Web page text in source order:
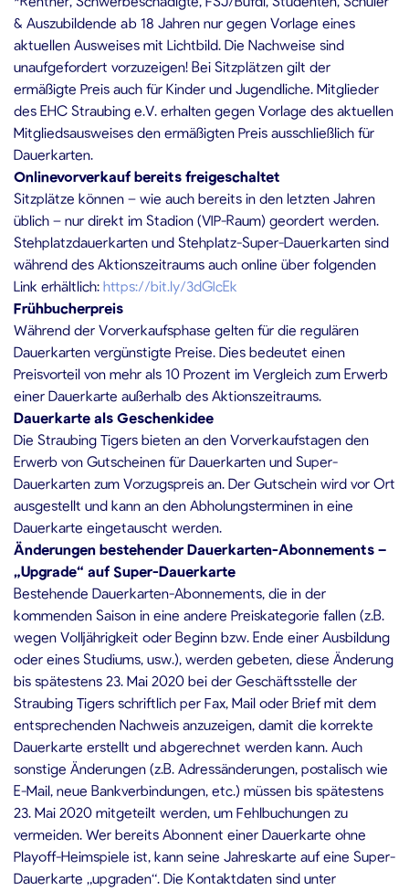
& Auszubildende ab 18 Jahren nur gegen Vorlage eines
aktuellen Ausweises mit Lichtbild. Die Nachweise sind
unaufgefordert vorzuzeigen! Bei Sitzplätzen gilt der
ermäßigte Preis auch für Kinder und Jugendliche. Mitglieder
des EHC Straubing e.V. erhalten gegen Vorlage des aktuellen
Mitgliedsausweises den ermäßigten Preis ausschließlich für
Dauerkarten.
Onlinevorverkauf bereits freigeschaltet
Sitzplätze können – wie auch bereits in den letzten Jahren
üblich – nur direkt im Stadion (VIP-Raum) geordert werden.
Stehplatzdauerkarten und Stehplatz-Super-Dauerkarten sind
während des Aktionszeitraums auch online über folgenden
Link erhältlich: https://bit.ly/3dGIcEk
Frühbucherpreis
Während der Vorverkaufsphase gelten für die regulären
Dauerkarten vergünstigte Preise. Dies bedeutet einen
Preisvorteil von mehr als 10 Prozent im Vergleich zum Erwerb
einer Dauerkarte außerhalb des Aktionszeitraums.
Dauerkarte als Geschenkidee
Die Straubing Tigers bieten an den Vorverkaufstagen den
Erwerb von Gutscheinen für Dauerkarten und Super-
Dauerkarten zum Vorzugspreis an. Der Gutschein wird vor Ort
ausgestellt und kann an den Abholungsterminen in eine
Dauerkarte eingetauscht werden.
Änderungen bestehender Dauerkarten-Abonnements –
„Upgrade“ auf Super-Dauerkarte
Bestehende Dauerkarten-Abonnements, die in der
kommenden Saison in eine andere Preiskategorie fallen (z.B.
wegen Volljährigkeit oder Beginn bzw. Ende einer Ausbildung
oder eines Studiums, usw.), werden gebeten, diese Änderung
bis spätestens 23. Mai 2020 bei der Geschäftsstelle der
Straubing Tigers schriftlich per Fax, Mail oder Brief mit dem
entsprechenden Nachweis anzuzeigen, damit die korrekte
Dauerkarte erstellt und abgerechnet werden kann. Auch
sonstige Änderungen (z.B. Adressänderungen, postalisch wie
E-Mail, neue Bankverbindungen, etc.) müssen bis spätestens
23. Mai 2020 mitgeteilt werden, um Fehlbuchungen zu
vermeiden. Wer bereits Abonnent einer Dauerkarte ohne
Playoff-Heimspiele ist, kann seine Jahreskarte auf eine Super-
Dauerkarte „upgraden“. Die Kontaktdaten sind unter